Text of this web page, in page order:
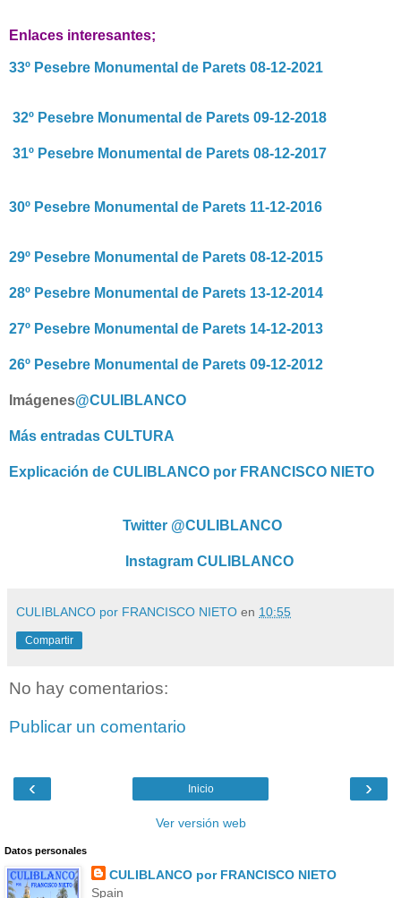
Enlaces interesantes;
33º Pesebre Monumental de Parets 08-12-2021
32º Pesebre Monumental de Parets 09-12-2018
31º Pesebre Monumental de Parets 08-12-2017
30º Pesebre Monumental de Parets 11-12-2016
29º Pesebre Monumental de Parets 08-12-2015
28º Pesebre Monumental de Parets 13-12-2014
27º Pesebre Monumental de Parets 14-12-2013
26º Pesebre Monumental de Parets 09-12-2012
Imágenes@CULIBLANCO
Más entradas CULTURA
Explicación de CULIBLANCO por FRANCISCO NIETO
Twitter @CULIBLANCO
Instagram CULIBLANCO
CULIBLANCO por FRANCISCO NIETO en 10:55
Compartir
No hay comentarios:
Publicar un comentario
‹ ›
Inicio
Ver versión web
Datos personales
CULIBLANCO por FRANCISCO NIETO
Spain